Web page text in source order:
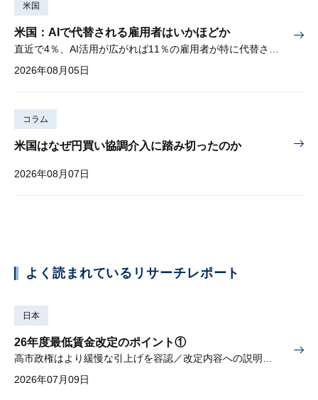
米国
米国：AIで代替される雇用者はいかほどか
2026年08月05日
コラム
米国はなぜ円買い協調介入に踏み切ったのか
2026年08月07日
よく読まれているリサーチレポート
日本
26年度最低賃金改定のポイント①
高市政権はより緩慢な引上げを容認／改定内容への説明責任が焦点
2026年07月09日